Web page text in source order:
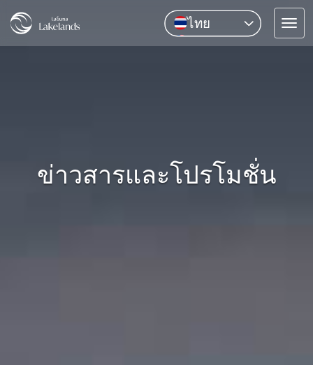
ไทย
English
ข่าวสารและโปรโมชั่น